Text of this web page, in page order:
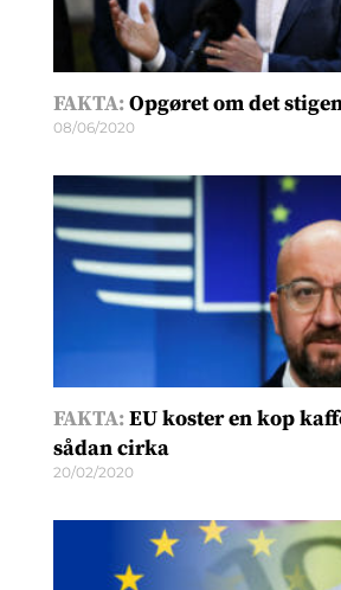
FAKTA:Opgøret om det
08/06/2020
FAKTA:EU koster en kop
sådan cirka
20/02/2020